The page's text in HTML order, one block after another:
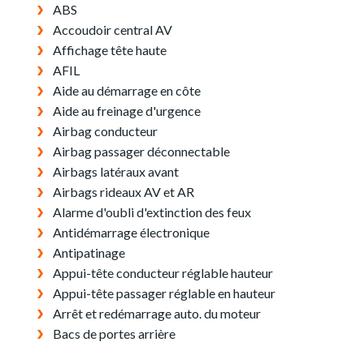
ABS
Accoudoir central AV
Affichage tête haute
AFIL
Aide au démarrage en côte
Aide au freinage d'urgence
Airbag conducteur
Airbag passager déconnectable
Airbags latéraux avant
Airbags rideaux AV et AR
Alarme d'oubli d'extinction des feux
Antidémarrage électronique
Antipatinage
Appui-tête conducteur réglable hauteur
Appui-tête passager réglable en hauteur
Arrêt et redémarrage auto. du moteur
Bacs de portes arrière